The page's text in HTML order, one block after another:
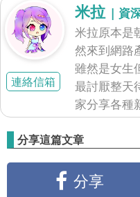
連絡信箱
米拉 | 資
米拉原本是
然來到網路
雖然是女生
最討厭整天
家分享各種
分享這篇文章
分享